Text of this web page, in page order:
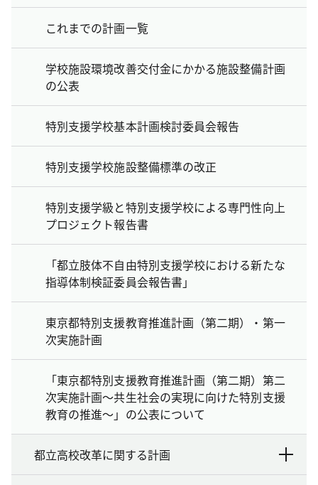
これまでの計画一覧
学校施設環境改善交付金にかかる施設整備計画
の公表
特別支援学校基本計画検討委員会報告
特別支援学校施設整備標準の改正
特別支援学級と特別支援学校による専門性向上
プロジェクト報告書
「都立肢体不自由特別支援学校における新たな
指導体制検証委員会報告書」
東京都特別支援教育推進計画（第二期）・第一
次実施計画
「東京都特別支援教育推進計画（第二期）第二
次実施計画～共生社会の実現に向けた特別支援
教育の推進～」の公表について
都立高校改革に関する計画